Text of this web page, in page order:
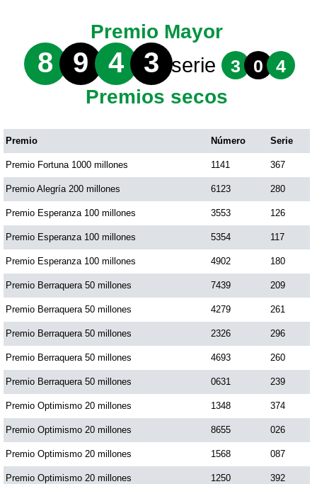
Premio Mayor
8 9 4 3 serie 3 0 4
Premios secos
Premio Número Serie
Premio Fortuna 1000 millones 1141 367
Premio Alegría 200 millones 6123 280
Premio Esperanza 100 millones 3553 126
Premio Esperanza 100 millones 5354 117
Premio Esperanza 100 millones 4902 180
Premio Berraquera 50 millones 7439 209
Premio Berraquera 50 millones 4279 261
Premio Berraquera 50 millones 2326 296
Premio Berraquera 50 millones 4693 260
Premio Berraquera 50 millones 0631 239
Premio Optimismo 20 millones 1348 374
Premio Optimismo 20 millones 8655 026
Premio Optimismo 20 millones 1568 087
Premio Optimismo 20 millones 1250 392